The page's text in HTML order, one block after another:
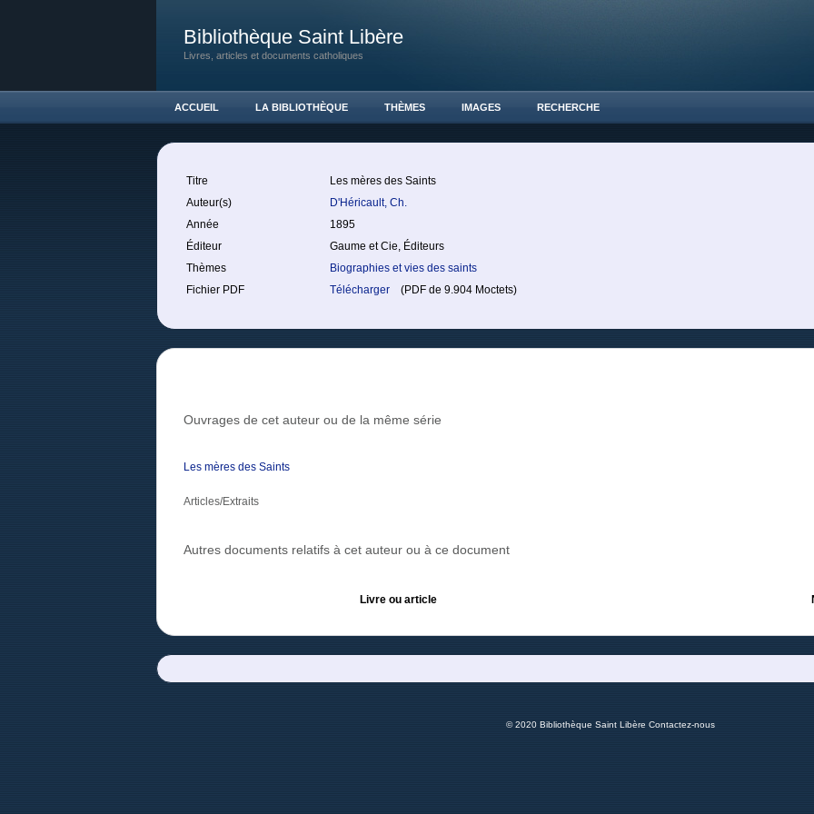
Bibliothèque Saint Libère
Livres, articles et documents catholiques
ACCUEIL LA BIBLIOTHÈQUE THÈMES IMAGES RECHERCHE
Titre
Les mères des Saints
Auteur(s)
D'Héricault, Ch.
Année
1895
Éditeur
Gaume et Cie, Éditeurs
Thèmes
Biographies et vies des saints
Fichier PDF
Télécharger (PDF de 9.904 Moctets)
Ouvrages de cet auteur ou de la même série
Les mères des Saints
Articles/Extraits
Autres documents relatifs à cet auteur ou à ce document
Livre ou article
© 2020 Bibliothèque Saint Libère Contactez-nous